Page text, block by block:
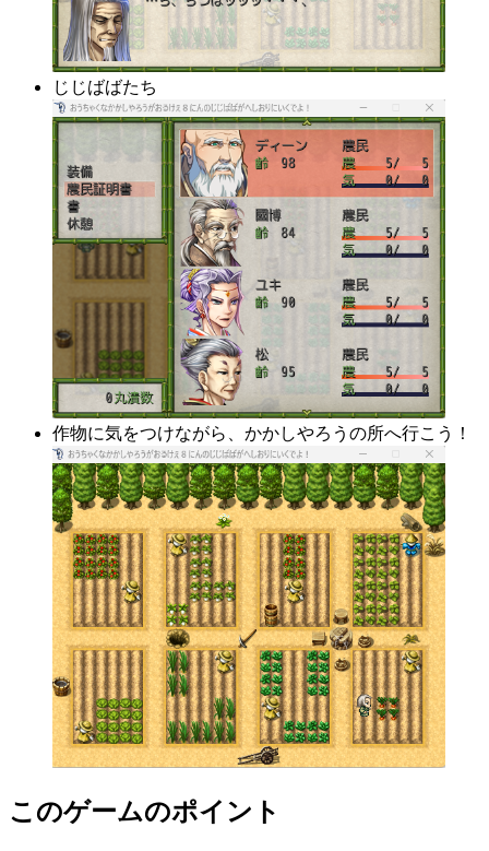
じじばばたち
作物に気をつけながら、かかしやろうの所へ行こう！
このゲームのポイント